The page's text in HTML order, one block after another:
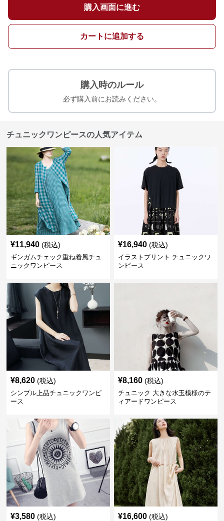
購入画面に進む
カートに追加する
購入時のルール
必ず購入前にお読みください。
チュニックワンピースの人気アイテム
¥11,940 (税込)
ギンガムチェック重ね着風チュ
ニックワンピース
¥16,940 (税込)
イラストプリント チュニックワ
ンピース
¥8,620 (税込)
シンプル上品チュニックワンピ
ース
¥8,160 (税込)
チュニック 大きな水玉模様のテ
ィアードワンピース
¥3,580 (税込) ¥16,600 (税込)